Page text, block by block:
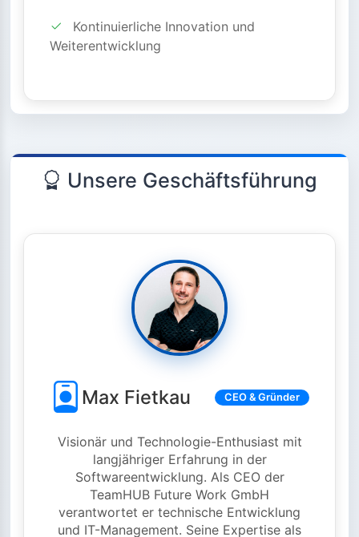
Kontinuierliche Innovation und
Weiterentwicklung
Unsere Geschäftsführung
Max Fietkau CEO & Gründer
Visionär und Technologie-Enthusiast mit
langjähriger Erfahrung in der
Softwareentwicklung. Als CEO der
TeamHUB Future Work GmbH
verantwortet er technische Entwicklung
und IT-Management. Seine Expertise als